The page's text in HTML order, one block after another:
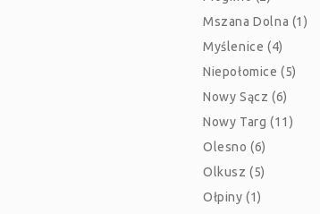
Mszana Dolna (1)
Myślenice (4)
Niepołomice (5)
Nowy Sącz (6)
Nowy Targ (11)
Olesno (6)
Olkusz (5)
Ołpiny (1)